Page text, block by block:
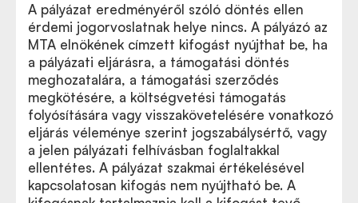
A pályázat eredményéről szóló döntés ellen
érdemi jogorvoslatnak helye nincs. A pályázó az
MTA elnökének címzett kifogást nyújthat be, ha
a pályázati eljárásra, a támogatási döntés
meghozatalára, a támogatási szerződés
megkötésére, a költségvetési támogatás
folyósítására vagy visszakövetelésére vonatkozó
eljárás véleménye szerint jogszabálysértő, vagy
a jelen pályázati felhívásban foglaltakkal
ellentétes. A pályázat szakmai értékelésével
kapcsolatosan kifogás nem nyújtható be. A